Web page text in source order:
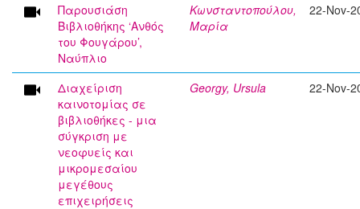
Παρουσιάση
Βιβλιοθήκης ‘Ανθός
του Φουγάρου’,
Ναύπλιο
Κωνσταντοπούλου,
Μαρία
22-Nov-
Διαχείριση
καινοτομίας σε
βιβλιοθήκες - μια
σύγκριση με
νεοφυείς και
μικρομεσαίου
μεγέθους
επιχειρήσεις
Georgy, Ursula 22-Nov-